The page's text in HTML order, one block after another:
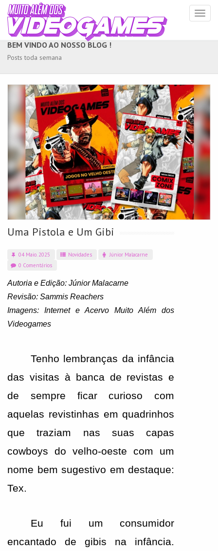
BEM VINDO AO NOSSO BLOG !
Posts toda semana
Uma Pistola e Um Gibi
04 Maio. 2025 Novidades
Júnior Malacarne
0 Comentários
Autoria e Edição: Júnior Malacarne
Revisão: Sammis Reachers
Imagens: Internet e Acervo Muito Além dos
Videogames
Tenho lembranças da infância
das visitas à banca de revistas e
de sempre ficar curioso com
aquelas revistinhas em quadrinhos
que traziam nas suas capas
cowboys do velho-oeste com um
nome bem sugestivo em destaque:
Tex.
Eu fui um consumidor
encantado de gibis na infância.